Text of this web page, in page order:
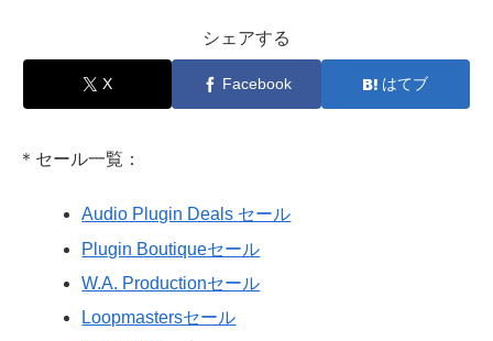
シェアする
X Facebook はてブ
＊セール一覧：
Audio Plugin Deals セール
Plugin Boutiqueセール
W.A. Productionセール
Loopmastersセール